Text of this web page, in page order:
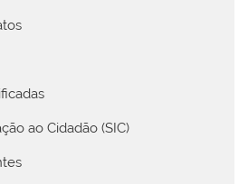
ao Cidadão (SIC)